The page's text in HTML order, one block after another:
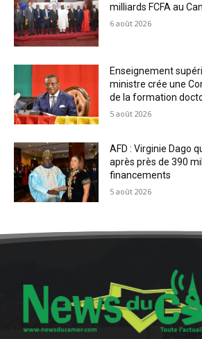
milliards FCFA au
6 août 2026
Enseignement
ministre crée une
de la formation
5 août 2026
AFD : Virginie Dago
après près de 390
financements
5 août 2026